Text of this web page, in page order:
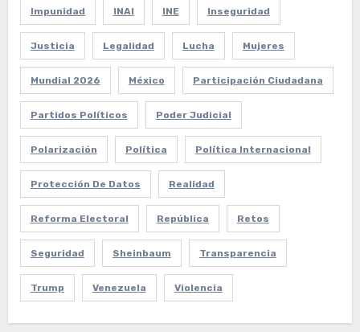
Impunidad INAI INE Inseguridad
Justicia Legalidad Lucha Mujeres
Mundial 2026 México Participación Ciudadana
Partidos Políticos Poder Judicial
Polarización Política Política Internacional
Protección De Datos Realidad
Reforma Electoral República Retos
Seguridad Sheinbaum Transparencia
Trump Venezuela Violencia